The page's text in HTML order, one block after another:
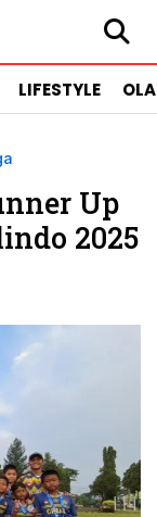
LIFESTYLE
Up
2025